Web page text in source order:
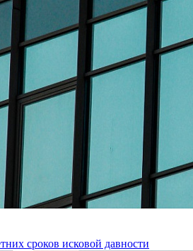
сроков исковой давности